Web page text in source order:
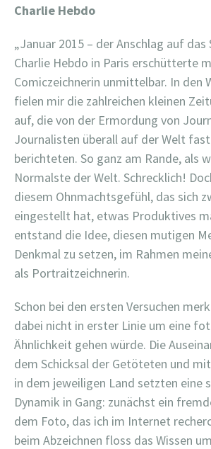
Charlie Hebdo
„Januar 2015 – der Anschlag auf
Charlie Hebdo in Paris erschütterte
Comiczeichnerin unmittelbar. In den
fielen mir die zahlreichen kleinen
auf, die von der Ermordung von
Journalisten überall auf der Welt
berichteten. So ganz am Rande, als
Normalste der Welt. Schrecklich!
diesem Ohnmachtsgefühl, das sich
eingestellt hat, etwas Produktives
entstand die Idee, diesen mutigen
Denkmal zu setzen, im Rahmen
als Portraitzeichnerin.
Schon bei den ersten Versuchen
dabei nicht in erster Linie um eine
Ähnlichkeit gehen würde. Die
dem Schicksal der Getöteten und
in dem jeweiligen Land setzten eine
Dynamik in Gang: zunächst ein
dem Foto, das ich im Internet
beim Abzeichnen floss das Wissen